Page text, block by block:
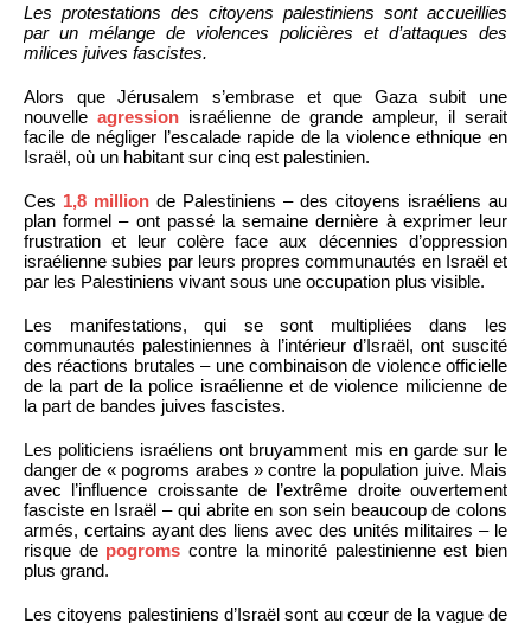
Les protestations des citoyens palestiniens sont accueillies
par un mélange de violences policières et d’attaques des
milices juives fascistes.
Alors que Jérusalem s’embrase et que Gaza subit une
nouvelle agression israélienne de grande ampleur, il serait
facile de négliger l’escalade rapide de la violence ethnique en
Israël, où un habitant sur cinq est palestinien.
Ces 1,8 million de Palestiniens – des citoyens israéliens au
plan formel – ont passé la semaine dernière à exprimer leur
frustration et leur colère face aux décennies d’oppression
israélienne subies par leurs propres communautés en Israël et
par les Palestiniens vivant sous une occupation plus visible.
Les manifestations, qui se sont multipliées dans les
communautés palestiniennes à l’intérieur d’Israël, ont suscité
des réactions brutales – une combinaison de violence officielle
de la part de la police israélienne et de violence milicienne de
la part de bandes juives fascistes.
Les politiciens israéliens ont bruyamment mis en garde sur le
danger de « pogroms arabes » contre la population juive. Mais
avec l’influence croissante de l’extrême droite ouvertement
fasciste en Israël – qui abrite en son sein beaucoup de colons
armés, certains ayant des liens avec des unités militaires – le
risque de pogroms contre la minorité palestinienne est bien
plus grand.
Les citoyens palestiniens d’Israël sont au cœur de la vague de